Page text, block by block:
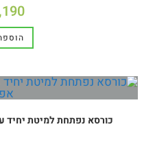
כורסא נפתחת למיטת יחיד